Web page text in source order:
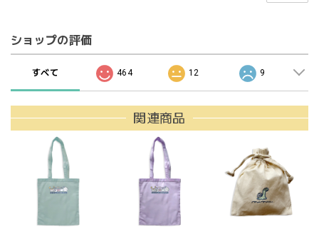
ショップの評価
すべて 464 12 9
関連商品